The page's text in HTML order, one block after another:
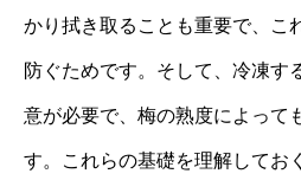
かり拭き取ることも重要で、こ
防ぐためです。そして、冷凍す
意が必要で、梅の熟度によって
す。これらの基礎を理解してお